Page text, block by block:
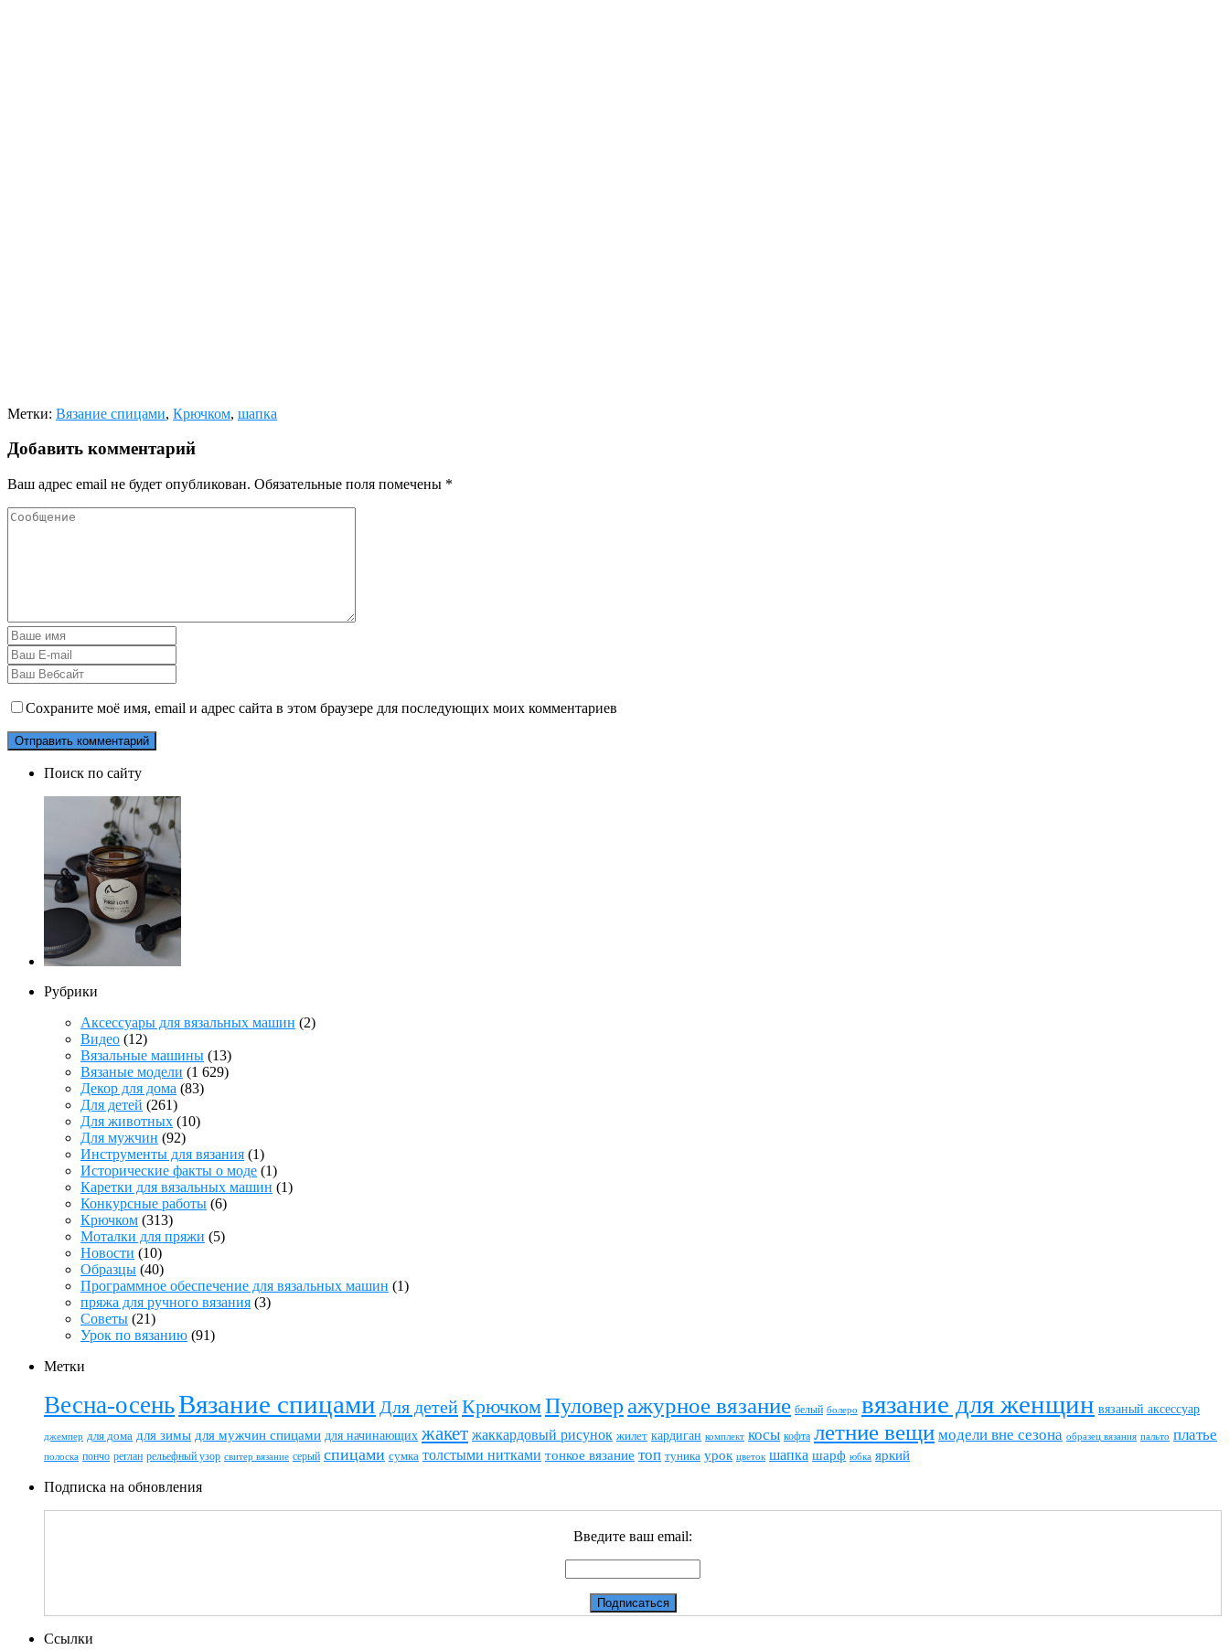
Метки: Вязание спицами, Крючком, шапка
Добавить комментарий
Ваш адрес email не будет опубликован. Обязательные поля помечены *
Сохраните моё имя, email и адрес сайта в этом браузере для последующих моих комментариев
Поиск по сайту
Рубрики
Аксессуары для вязальных машин (2)
Видео (12)
Вязальные машины (13)
Вязаные модели (1 629)
Декор для дома (83)
Для детей (261)
Для животных (10)
Для мужчин (92)
Инструменты для вязания (1)
Исторические факты о моде (1)
Каретки для вязальных машин (1)
Конкурсные работы (6)
Крючком (313)
Моталки для пряжи (5)
Новости (10)
Образцы (40)
Программное обеспечение для вязальных машин (1)
пряжа для ручного вязания (3)
Советы (21)
Урок по вязанию (91)
Метки
Весна-осеньВязание спицами Для детейКрючкомПуловер ажурное вязание белый болеро вязание для женщин вязаный аксессуар
джемпер для дома для зимы для мужчин спицами для начинающих жакет жаккардовый рисунок жилет кардиган комплект косы кофта летние вещи модели вне сезона образец вязания пальто платье
полоска пончо реглан рельефный узор свитер вязание серый спицами сумка толстыми нитками тонкое вязание топ туника урок цветок шапка шарф юбка яркий
Подписка на обновления
Введите ваш email:
Ссылки